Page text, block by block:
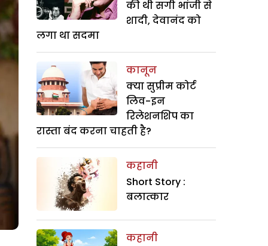
की थी सगी भांजी से
शादी, देवानंद को
लगा था सदमा
कानून
क्या सुप्रीम कोर्ट
लिव-इन
रिलेशनशिप का
रास्ता बंद करना चाहती है?
कहानी
Short Story :
बलात्कार
कहानी